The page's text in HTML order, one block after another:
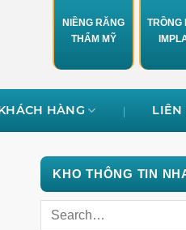
NIỀNG RĂNG
THẨM MỸ
TRỒNG
HÀNG LIÊN
KHO THÔNG TIN